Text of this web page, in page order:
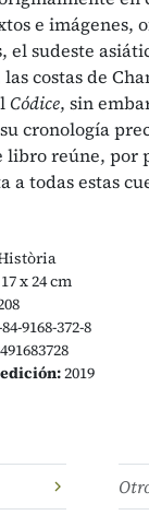
e imágenes,
el sudeste
costas de
Códice, sin
cronología
libro reúne, por
a todas estas
17 x 24 cm
9168-372-8
2019